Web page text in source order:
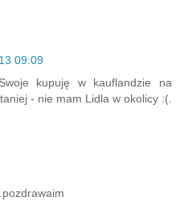
09:09
kupuję w kauflandzie na
- nie mam Lidla w okolicy :(.